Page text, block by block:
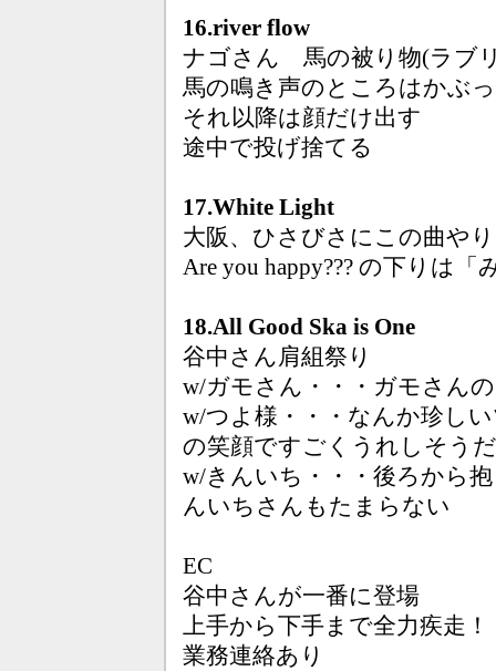
16.river flow
ナゴさん 馬の被り物(ラブ
馬の鳴き声のところはかぶ
それ以降は顔だけ出す
途中で投げ捨てる
17.White Light
大阪、ひさびさにこの曲や
Are you happy??? の下りは
18.All Good Ska is One
谷中さん肩組祭り
w/ガモさん・・・ガモさん
w/つよ様・・・なんか珍し
の笑顔ですごくうれしそう
w/きんいち・・・後ろから
んいちさんもたまらない
EC
谷中さんが一番に登場
上手から下手まで全力疾走
業務連絡あり